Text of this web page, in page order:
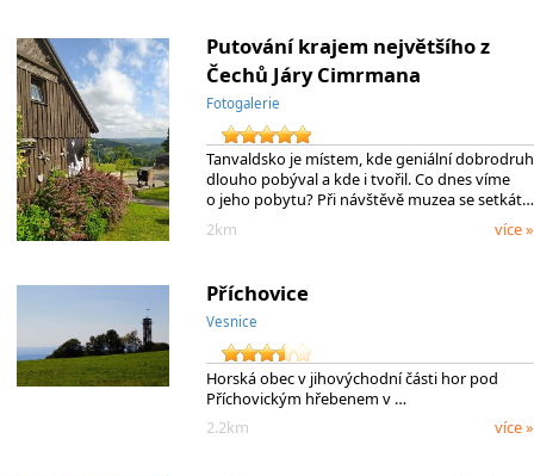
Putování krajem největšího z
Čechů Járy Cimrmana
Fotogalerie
Tanvaldsko je místem, kde geniální dobrodruh
dlouho pobýval a kde i tvořil. Co dnes víme
o jeho pobytu? Při návštěvě muzea se setkát…
2km
více »
Příchovice
Vesnice
Horská obec v jihovýchodní části hor pod
Příchovickým hřebenem v …
2.2km
více »